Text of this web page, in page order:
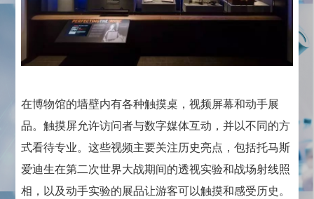
在博物馆的墙壁内有各种触摸桌，视频屏幕和动手展
品。触摸屏允许访问者与数字媒体互动，并以不同的方
式看待专业。这些视频主要关注历史亮点，包括托马斯
爱迪生在第二次世界大战期间的透视实验和战场射线照
相，以及动手实验的展品让游客可以触摸和感受历史。